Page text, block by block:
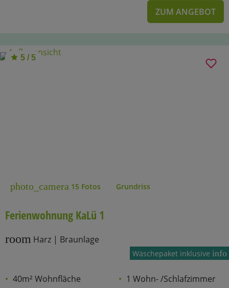
ZUM ANGEBOT
5 / 5
photo_camera 15 Fotos Grundriss
Ferienwohnung KaLü 1
room Harz | Braunlage
Wäschepaket inklusiveinfo
40m² Wohnfläche
1 Wohn- /Schlafzimmer